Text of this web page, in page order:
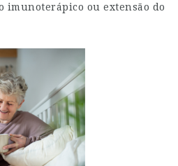
imunoterápico ou extensão do